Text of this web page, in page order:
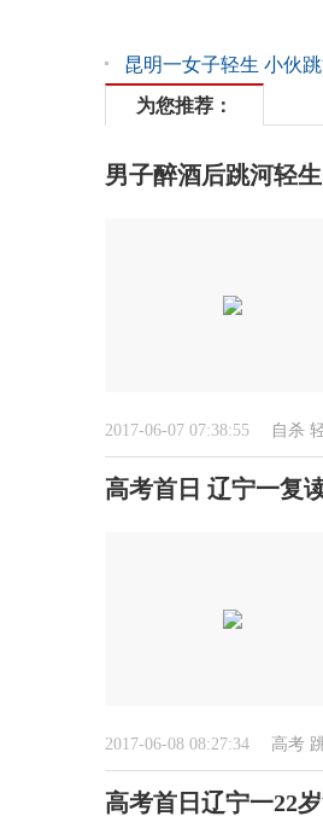
昆明一女子轻生 小伙
为您推荐：
男子醉酒后跳河轻
2017-06-07 07:38:55 自杀
高考首日 辽宁一复
2017-06-08 08:27:34 高考
高考首日辽宁一22